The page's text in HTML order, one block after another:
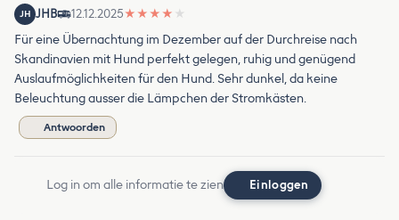
JH JHB 12.12.2025★ ★ ★ ★ ★
Für eine Übernachtung im Dezember auf der Durchreise nach
Skandinavien mit Hund perfekt gelegen, ruhig und genügend
Auslaufmöglichkeiten für den Hund. Sehr dunkel, da keine
Beleuchtung ausser die Lämpchen der Stromkästen.
Antwoorden
Log in om alle informatie te zien Einloggen